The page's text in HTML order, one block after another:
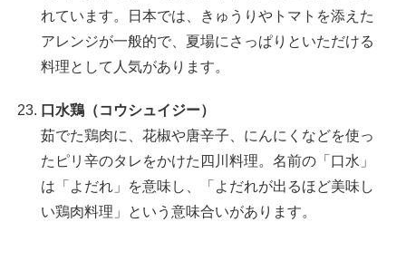
れています。日本では、きゅうりやトマトを添えた
アレンジが一般的で、夏場にさっぱりといただける
料理として人気があります。
口水鶏（コウシュイジー）
茹でた鶏肉に、花椒や唐辛子、にんにくなどを使っ
たピリ辛のタレをかけた四川料理。名前の「口水」
は「よだれ」を意味し、「よだれが出るほど美味し
い鶏肉料理」という意味合いがあります。